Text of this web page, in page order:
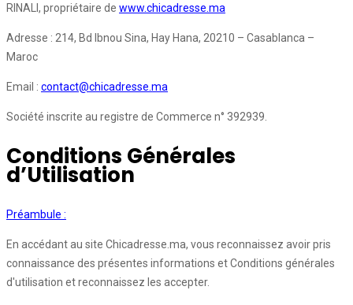
RINALI, propriétaire de www.chicadresse.ma
Adresse : 214, Bd Ibnou Sina, Hay Hana, 20210 – Casablanca –
Maroc
Email : contact@chicadresse.ma
Société inscrite au registre de Commerce n° 392939.
Conditions Générales
d’Utilisation
Préambule :
En accédant au site Chicadresse.ma, vous reconnaissez avoir pris
connaissance des présentes informations et Conditions générales
d'utilisation et reconnaissez les accepter.